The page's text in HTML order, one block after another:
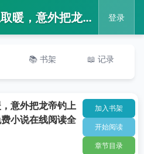
📖 捡只小龙崽取暖，意外把龙帝钓上来了温晚晏珩免费小说在线阅读全集听书 登录
📚 书架 📖 记录
意外把龙帝钓上
小说在线阅读全
加入书架
开始阅读
章节目录